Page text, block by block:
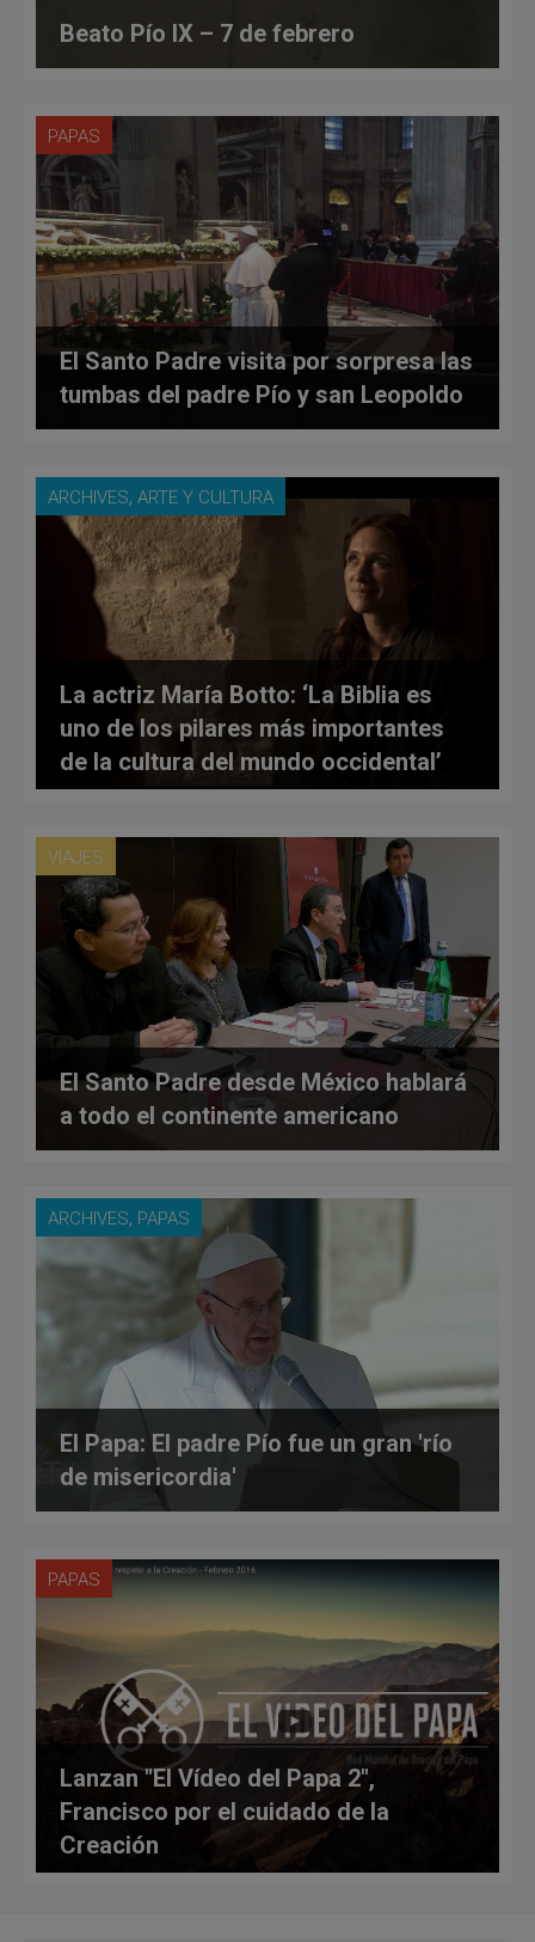
Beato Pío IX – 7 de febrero
PAPAS
El Santo Padre visita por sorpresa las
tumbas del padre Pío y san Leopoldo
ARCHIVES, ARTE Y CULTURA
La actriz María Botto: ‘La Biblia es
uno de los pilares más importantes
de la cultura del mundo occidental’
VIAJES
El Santo Padre desde México hablará
a todo el continente americano
ARCHIVES, PAPAS
El Papa: El padre Pío fue un gran 'río
de misericordia'
PAPAS
Lanzan "El Vídeo del Papa 2",
Francisco por el cuidado de la
Creación